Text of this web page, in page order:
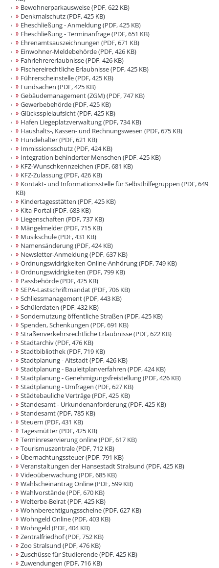
Bewohnerparkausweise (PDF, 622 KB)
Denkmalschutz (PDF, 425 KB)
Eheschließung - Anmeldung (PDF, 425 KB)
Eheschließung - Terminanfrage (PDF, 651 KB)
Ehrenamtsauszeichnungen (PDF, 671 KB)
Einwohner-Meldebehörde (PDF, 426 KB)
Fahrlehrererlaubnisse (PDF, 426 KB)
Fischereirechtliche Erlaubnisse (PDF, 425 KB)
Führerscheinstelle (PDF, 425 KB)
Fundsachen (PDF, 425 KB)
Gebäudemanagement (ZGM) (PDF, 747 KB)
Gewerbebehörde (PDF, 425 KB)
Glücksspielaufsicht (PDF, 425 KB)
Hafen Liegeplatzverwaltung (PDF, 734 KB)
Haushalts-, Kassen- und Rechnungswesen (PDF, 675 KB)
Hundehalter (PDF, 621 KB)
Immissionsschutz (PDF, 424 KB)
Integration behinderter Menschen (PDF, 425 KB)
KFZ-Wunschkennzeichen (PDF, 681 KB)
KFZ-Zulassung (PDF, 426 KB)
Kontakt- und Informationsstelle für Selbsthilfegruppen (PDF, 649
KB)
Kindertagesstätten (PDF, 425 KB)
Kita-Portal (PDF, 683 KB)
Liegenschaften (PDF, 737 KB)
Mängelmelder (PDF, 715 KB)
Musikschule (PDF, 431 KB)
Namensänderung (PDF, 424 KB)
Newsletter-Anmeldung (PDF, 637 KB)
Ordnungswidrigkeiten Online-Anhörung (PDF, 749 KB)
Ordnungswidrigkeiten (PDF, 799 KB)
Passbehörde (PDF, 425 KB)
SEPA-Lastschriftmandat (PDF, 706 KB)
Schliessmanagement (PDF, 443 KB)
Schülerdaten (PDF, 432 KB)
Sondernutzung öffentliche Straßen (PDF, 425 KB)
Spenden, Schenkungen (PDF, 691 KB)
Straßenverkehrsrechtliche Erlaubnisse (PDF, 622 KB)
Stadtarchiv (PDF, 476 KB)
Stadtbibliothek (PDF, 719 KB)
Stadtplanung - Altstadt (PDF, 426 KB)
Stadtplanung - Bauleitplanverfahren (PDF, 424 KB)
Stadtplanung - Genehmigungsfreistellung (PDF, 426 KB)
Stadtplanung - Umfragen (PDF, 627 KB)
Städtebauliche Verträge (PDF, 425 KB)
Standesamt - Urkundenanforderung (PDF, 425 KB)
Standesamt (PDF, 785 KB)
Steuern (PDF, 431 KB)
Tagesmütter (PDF, 425 KB)
Terminreservierung online (PDF, 617 KB)
Tourismuszentrale (PDF, 712 KB)
Übernachtungssteuer (PDF, 791 KB)
Veranstaltungen der Hansestadt Stralsund (PDF, 425 KB)
Videoüberwachung (PDF, 685 KB)
Wahlscheinantrag Online (PDF, 599 KB)
Wahlvorstände (PDF, 670 KB)
Welterbe-Beirat (PDF, 425 KB)
Wohnberechtigungsscheine (PDF, 627 KB)
Wohngeld Online (PDF, 403 KB)
Wohngeld (PDF, 404 KB)
Zentralfriedhof (PDF, 752 KB)
Zoo Stralsund (PDF, 476 KB)
Zuschüsse für Studierende (PDF, 425 KB)
Zuwendungen (PDF, 716 KB)